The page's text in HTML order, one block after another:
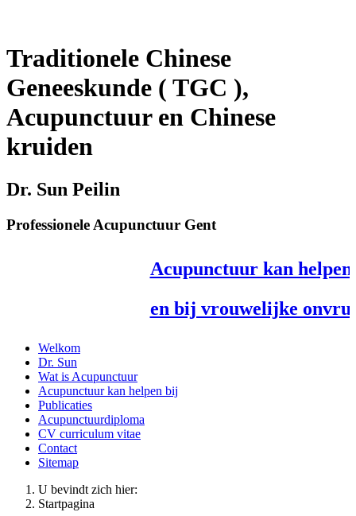
Traditionele Chinese
Geneeskunde ( TGC ),
Acupunctuur en Chinese
kruiden
Dr. Sun Peilin
Professionele Acupunctuur Gent
Acupunctuur kan helpen
Klik hier voor extra
en bij vrouwelijke
Welkom
Dr. Sun
Wat is Acupunctuur
Acupunctuur kan helpen bij
Publicaties
Acupunctuurdiploma
CV curriculum vitae
Contact
Sitemap
U bevindt zich hier:
Startpagina